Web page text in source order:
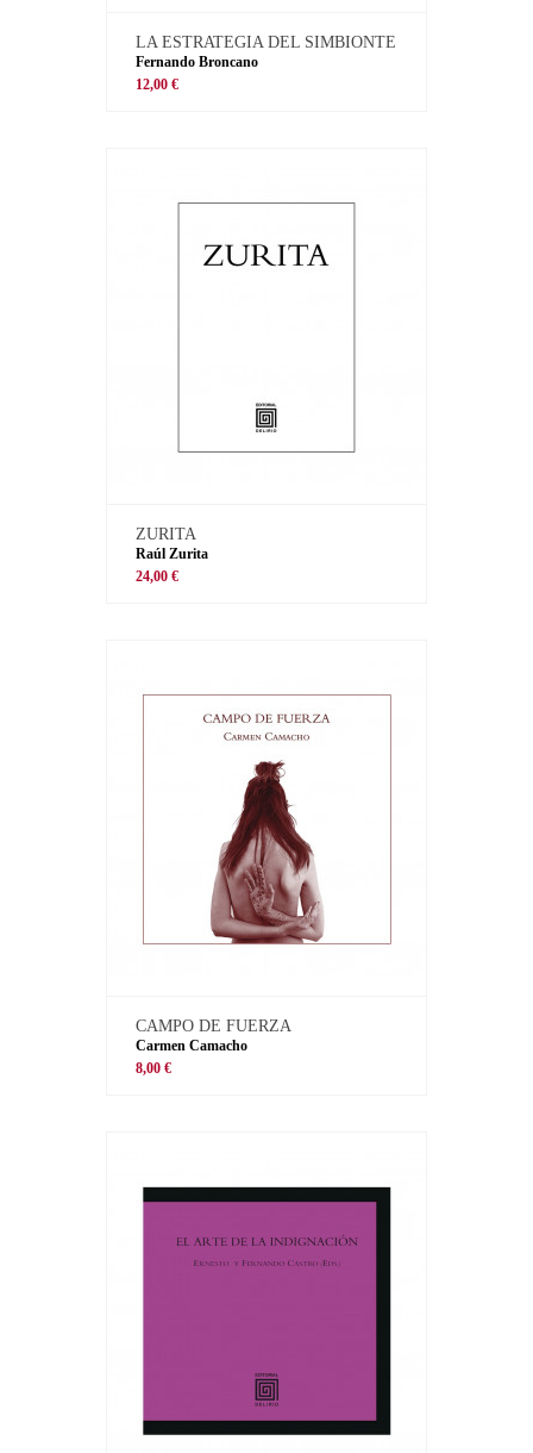
LA ESTRATEGIA DEL SIMBIONTE
Fernando Broncano
12,00 €
ZURITA
Raúl Zurita
24,00 €
CAMPO DE FUERZA
Carmen Camacho
8,00 €